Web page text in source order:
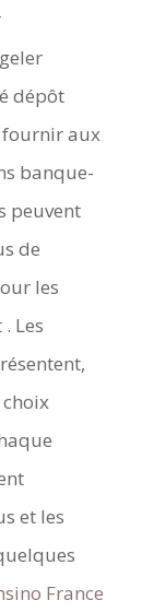
dépôt
fournir aux
banque-
peuvent
de
les
Les
et les
France